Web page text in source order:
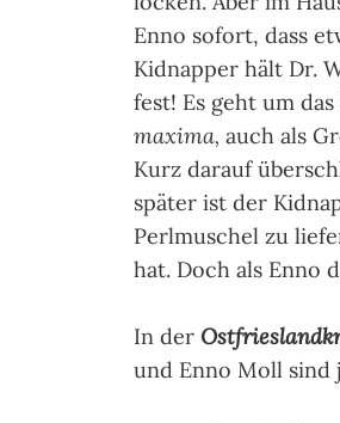
Enno sofort, dass
Kidnapper hält Dr.
fest! Es geht um das
maxima, auch als
Kurz darauf
später ist der
Perlmuschel zu
hat. Doch als Enno
In der
und Enno Moll